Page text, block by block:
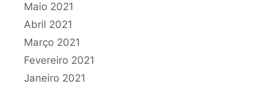
Maio 2021
Abril 2021
Março 2021
Fevereiro 2021
Janeiro 2021